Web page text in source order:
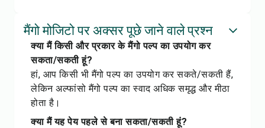
मैंगो मोजिटो पर अक्सर पूछे जाने वाले प्रश्न
क्या मैं किसी और प्रकार के मैंगो पल्प का उपयोग कर
सकता/सकती हूं?
हां, आप किसी भी मैंगो पल्प का उपयोग कर सकते/सकती हैं,
लेकिन अल्फांसो मैंगो पल्प का स्वाद अधिक समृद्ध और मीठा
होता है।
क्या मैं यह पेय पहले से बना सकता/सकती हूं?